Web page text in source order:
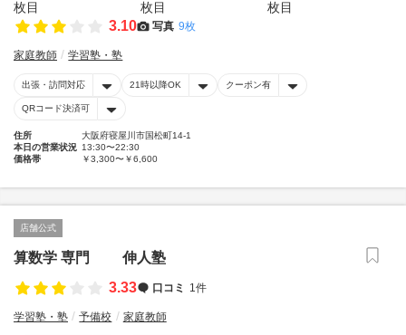
3.10 写真 9枚
家庭教師 学習塾・塾
出張・訪問対応 21時以降OK クーポン有
QRコード決済可
住所
大阪府寝屋川市国松町14-1
本日の営業状況 13:30〜22:30
価格帯
￥3,300〜￥6,600
店舗公式
算数学 専門 伸人塾
3.33
口コミ 1件
学習塾・塾 予備校 家庭教師